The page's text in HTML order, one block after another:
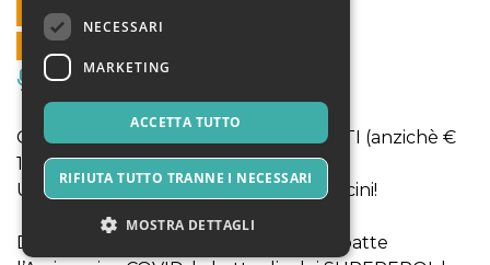
27 SETTEMBRE 2020 - 10:00
VENDITE ONLINE TERMINATE
Musica, Eventi Live, Club
OFFERTA INGRESSO A € 13 PER TUTTI (anzichè €
16 ed € 14)
Una giornata fiabesca per grandi e piccini!
DOMENICA 27 SETTEMBRE: Hulk abbatte
NECESSARI
MARKETING
ACCETTA TUTTO
RIFIUTA TUTTO TRANNE I NECESSARI
MOSTRA DETTAGLI